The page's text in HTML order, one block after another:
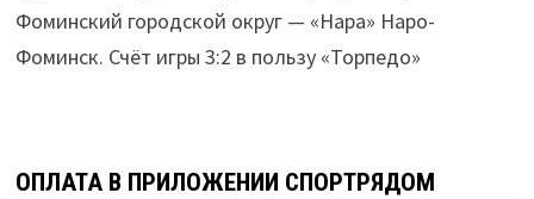
Фоминский городской округ — «Нара» Наро-
Фоминск. Счёт игры 3:2 в пользу «Торпедо»
ОПЛАТА В ПРИЛОЖЕНИИ СПОРТРЯДОМ